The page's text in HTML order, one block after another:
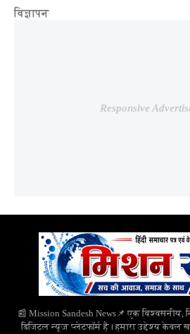
विज्ञापन
Responsive
📰 Mission Sandesh News📌 एक
डिजिटल न्यूज़ प्लेटफॉर्म है। हमारा उद्देश्य केवल